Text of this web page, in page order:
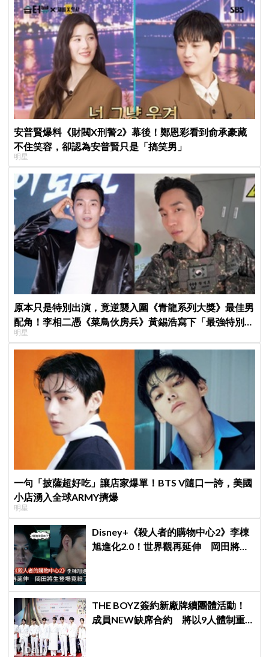
安普賢爆料《財閥X刑警2》幕後！鄭恩彩看到俞承豪藏
不住笑容，卻認為安普賢只是「搞笑男」
明星
原本只是特別出演，竟逆襲入圍《青龍系列大獎》最佳男
配角！李相二憑《菜鳥伙房兵》黃錫浩寫下「最強特別出
演」傳奇
明星
一句「披薩超好吃」讓店家爆單！BTS V隨口一誇，美國
小店湧入全球ARMY擠爆
明星
Disney+《殺人者的購物中心2》李棟
旭進化2.0！世界觀再延伸 岡田將生
THE BOYZ簽約新廠牌續團體活動！
成員NEW缺席合約 將以9人體制重